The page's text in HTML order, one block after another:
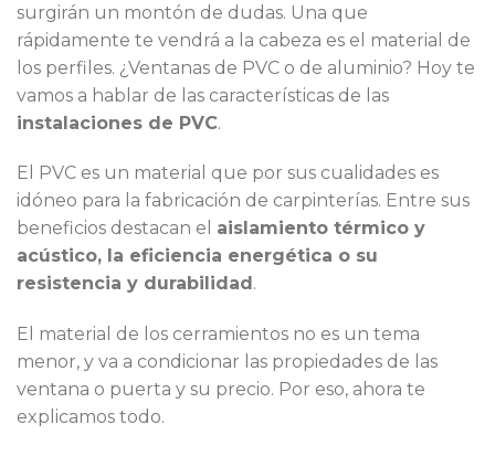
surgirán un montón de dudas. Una que
rápidamente te vendrá a la cabeza es el material de
los perfiles. ¿Ventanas de PVC o de aluminio? Hoy te
vamos a hablar de las características de las
instalaciones de PVC.
El PVC es un material que por sus cualidades es
idóneo para la fabricación de carpinterías. Entre sus
beneficios destacan el aislamiento térmico y
acústico, la eficiencia energética o su
resistencia y durabilidad .
El material de los cerramientos no es un tema
menor, y va a condicionar las propiedades de las
ventana o puerta y su precio. Por eso, ahora te
explicamos todo.